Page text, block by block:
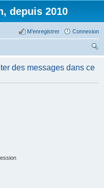
depuis 2010
Connexion
M’enregistrer
her
ch
des messages dans ce